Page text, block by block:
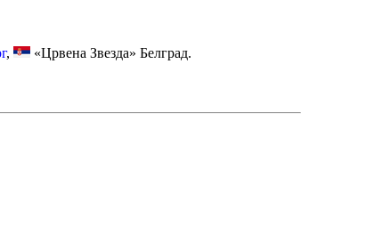
, «Црвена Звезда» Белград.